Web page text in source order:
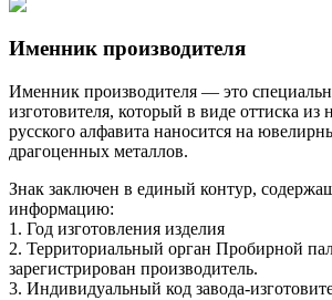
Именник производителя
Именник производителя — это
изготовителя, который в виде оттиска из
русского алфавита наносится на
драгоценных металлов.
Знак заключен в единый контур,
информацию:
1. Год изготовления изделия
2. Территориальный орган Пробирной
зарегистрирован производитель.
3. Индивидуальный код завода-